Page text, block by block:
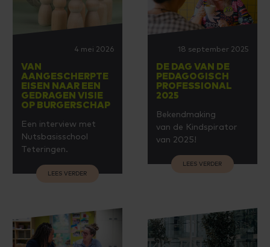
4 mei 2026
VAN
AANGESCHERPTE
EISEN NAAR EEN
GEDRAGEN VISIE
OP BURGERSCHAP
Een interview met
Nutsbasisschool
Teteringen.
LEES VERDER
18 september 2025
DE DAG VAN DE
PEDAGOGISCH
PROFESSIONAL
2025
Bekendmaking
van de Kindspirator
van 2025!
LEES VERDER